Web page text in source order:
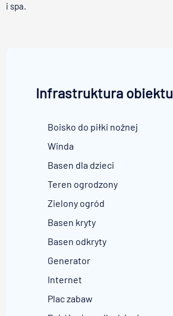
i spa.
Infrastruktura obiektu
Boisko do piłki nożnej
Winda
Basen dla dzieci
Teren ogrodzony
Zielony ogród
Basen kryty
Basen odkryty
Generator
Internet
Plac zabaw